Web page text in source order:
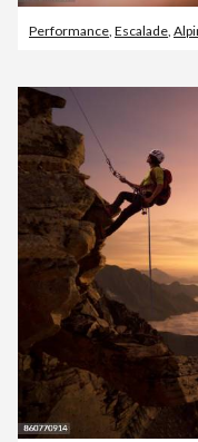
Performance, Escalade,